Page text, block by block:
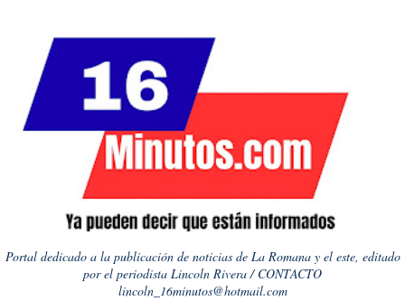
Portal dedicado a la publicación de noticias de La Romana y el este, editado
por el periodista Lincoln Rivera / CONTACTO
lincoln_16minutos@hotmail.com